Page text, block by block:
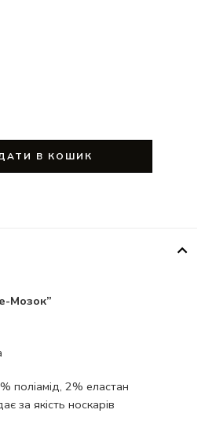
В КОШИК
Мозок”
поліамід, 2% еластан
за якість носкарів